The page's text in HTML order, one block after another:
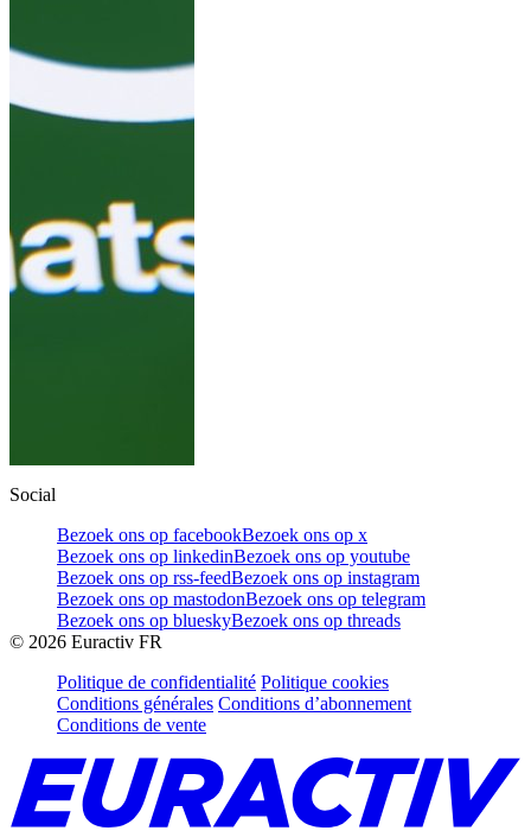
Social
Bezoek ons op facebookBezoek ons op x
Bezoek ons op linkedinBezoek ons op youtube
Bezoek ons op rss-feedBezoek ons op instagram
Bezoek ons op mastodonBezoek ons op telegram
Bezoek ons op blueskyBezoek ons op threads
© 2026 Euractiv FR
Politique de confidentialité Politique cookies
Conditions générales Conditions d’abonnement
Conditions de vente